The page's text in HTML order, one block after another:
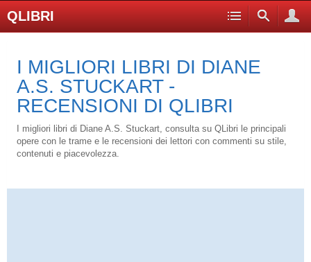
QLIBRI
I MIGLIORI LIBRI DI DIANE
A.S. STUCKART -
RECENSIONI DI QLIBRI
I migliori libri di Diane A.S. Stuckart, consulta su QLibri le principali
opere con le trame e le recensioni dei lettori con commenti su stile,
contenuti e piacevolezza.